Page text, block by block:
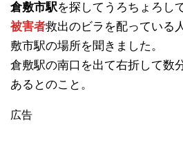
倉敷市駅を探してうろちょろし
被害者救出のビラを配っている
敷市駅の場所を聞きました。
倉敷駅の南口を出て右折して数
あるとのこと。
広告